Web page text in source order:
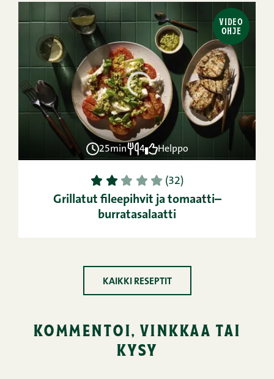
VIDEO
OHJE
25min 4 Helppo
1 2 3 4 5 (32)
Grillatut fileepihvit ja tomaatti–
burratasalaatti
KAIKKI RESEPTIT
kommentoi, vinkkaa tai
kysy